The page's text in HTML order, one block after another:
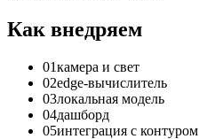
Как внедряем
01камера и свет
02edge-вычислитель
03локальная модель
04дашборд
05интеграция с контуром